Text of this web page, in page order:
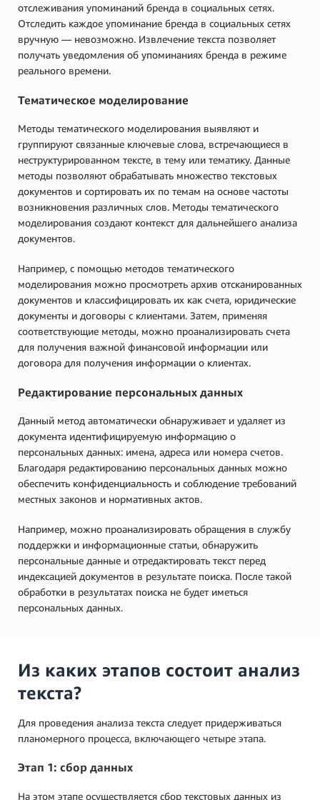
отслеживания упоминаний бренда в социальных сетях.
Отследить каждое упоминание бренда в социальных сетях
вручную — невозможно. Извлечение текста позволяет
получать уведомления об упоминаниях бренда в режиме
реального времени.
Тематическое моделирование
Методы тематического моделирования выявляют и
группируют связанные ключевые слова, встречающиеся в
неструктурированном тексте, в тему или тематику. Данные
методы позволяют обрабатывать множество текстовых
документов и сортировать их по темам на основе частоты
возникновения различных слов. Методы тематического
моделирования создают контекст для дальнейшего анализа
документов.
Например, с помощью методов тематического
моделирования можно просмотреть архив отсканированных
документов и классифицировать их как счета, юридические
документы и договоры с клиентами. Затем, применяя
соответствующие методы, можно проанализировать счета
для получения важной финансовой информации или
договора для получения информации о клиентах.
Редактирование персональных данных
Данный метод автоматически обнаруживает и удаляет из
документа идентифицируемую информацию о
персональных данных: имена, адреса или номера счетов.
Благодаря редактированию персональных данных можно
обеспечить конфиденциальность и соблюдение требований
местных законов и нормативных актов.
Например, можно проанализировать обращения в службу
поддержки и информационные статьи, обнаружить
персональные данные и отредактировать текст перед
индексацией документов в результате поиска. После такой
обработки в результатах поиска не будет иметься
персональных данных.
Из каких этапов состоит анализ
текста?
Для проведения анализа текста следует придерживаться
планомерного процесса, включающего четыре этапа.
Этап 1: сбор данных
На этом этапе осуществляется сбор текстовых данных из